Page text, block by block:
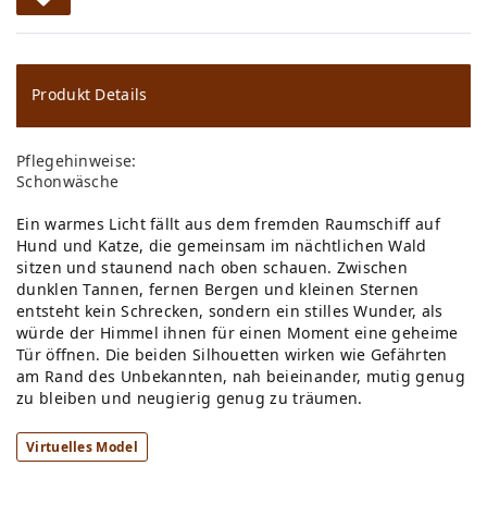
W
u
ns
ch
lis
te
Produkt Details
Pflegehinweise:
Schonwäsche
Ein warmes Licht fällt aus dem fremden Raumschiff auf
Hund und Katze, die gemeinsam im nächtlichen Wald
sitzen und staunend nach oben schauen. Zwischen
dunklen Tannen, fernen Bergen und kleinen Sternen
entsteht kein Schrecken, sondern ein stilles Wunder, als
würde der Himmel ihnen für einen Moment eine geheime
Tür öffnen. Die beiden Silhouetten wirken wie Gefährten
am Rand des Unbekannten, nah beieinander, mutig genug
zu bleiben und neugierig genug zu träumen.
Virtuelles Model